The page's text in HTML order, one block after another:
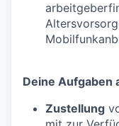
Deine Aufgaben
Zustellung